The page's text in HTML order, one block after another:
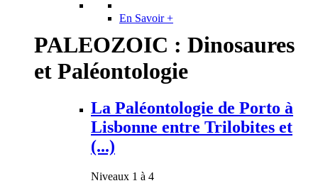
En Savoir +
PALEOZOIC : Dinosaures
et Paléontologie
La Paléontologie de Porto à
Lisbonne entre Trilobites et
(...)
Niveaux 1 à 4